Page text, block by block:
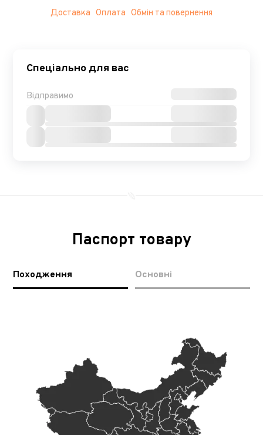
Доставка Оплата Обмін та повернення
Спеціально для вас
Відправимо
Паспорт товару
Походження Основні